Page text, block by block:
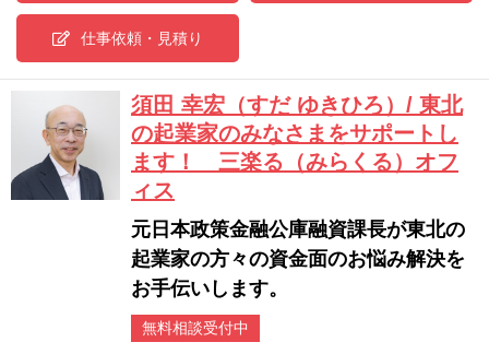
仕事依頼・見積り
須田 幸宏（すだ ゆきひろ）/ 東北
の起業家のみなさまをサポートし
ます！ 三楽る（みらくる）オフ
ィス
元日本政策金融公庫融資課長が東北の
起業家の方々の資金面のお悩み解決を
お手伝いします。
無料相談受付中